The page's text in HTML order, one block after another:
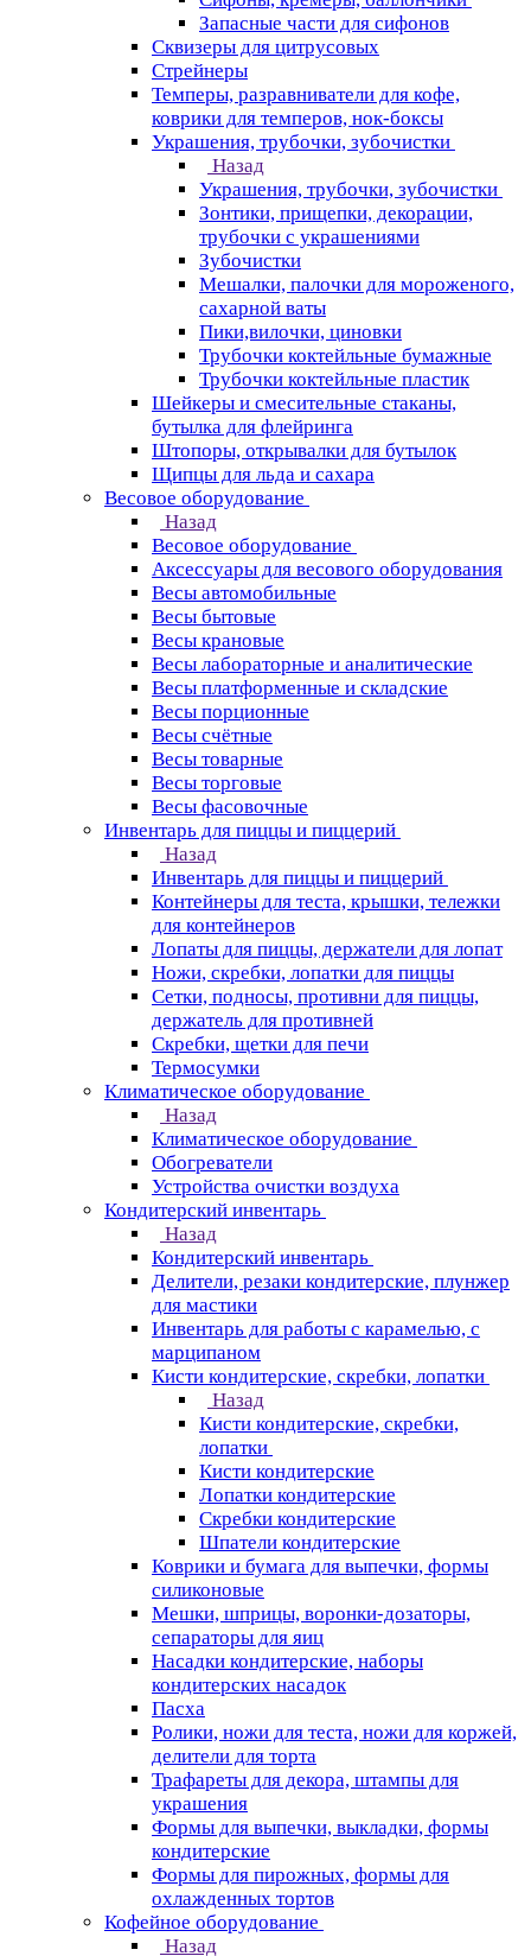
Запасные части для сифонов
Сквизеры для цитрусовых
Стрейнеры
Темперы, разравниватели для кофе,
коврики для темперов, нок-боксы
Украшения, трубочки, зубочистки
Назад
Украшения, трубочки, зубочистки
Зонтики, прищепки, декорации,
трубочки с украшениями
Зубочистки
Мешалки, палочки для мороженого,
сахарной ваты
Пики,вилочки, циновки
Трубочки коктейльные бумажные
Трубочки коктейльные пластик
Шейкеры и смесительные стаканы,
бутылка для флейринга
Штопоры, открывалки для бутылок
Щипцы для льда и сахара
Весовое оборудование
Назад
Весовое оборудование
Аксессуары для весового оборудования
Весы автомобильные
Весы бытовые
Весы крановые
Весы лабораторные и аналитические
Весы платформенные и складские
Весы порционные
Весы счётные
Весы товарные
Весы торговые
Весы фасовочные
Инвентарь для пиццы и пиццерий
Назад
Инвентарь для пиццы и пиццерий
Контейнеры для теста, крышки, тележки
для контейнеров
Лопаты для пиццы, держатели для лопат
Ножи, скребки, лопатки для пиццы
Сетки, подносы, противни для пиццы,
держатель для противней
Скребки, щетки для печи
Термосумки
Климатическое оборудование
Назад
Климатическое оборудование
Обогреватели
Устройства очистки воздуха
Кондитерский инвентарь
Назад
Кондитерский инвентарь
Делители, резаки кондитерские, плунжер
для мастики
Инвентарь для работы с карамелью, с
марципаном
Кисти кондитерские, скребки, лопатки
Назад
Кисти кондитерские, скребки,
лопатки
Кисти кондитерские
Лопатки кондитерские
Скребки кондитерские
Шпатели кондитерские
Коврики и бумага для выпечки, формы
силиконовые
Мешки, шприцы, воронки-дозаторы,
сепараторы для яиц
Насадки кондитерские, наборы
кондитерских насадок
Пасха
Ролики, ножи для теста, ножи для коржей,
делители для торта
Трафареты для декора, штампы для
украшения
Формы для выпечки, выкладки, формы
кондитерские
Формы для пирожных, формы для
охлажденных тортов
Кофейное оборудование
Назад